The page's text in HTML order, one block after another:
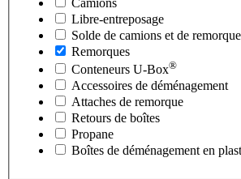
Camions
Libre-entreposage
Solde de camions et de
Remorques
Conteneurs U-Box®
Accessoires de déménagement
Attaches de remorque
Retours de boîtes
Propane
Boîtes de déménagement en